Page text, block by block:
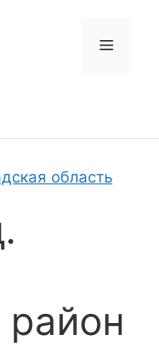
Меню
область
район